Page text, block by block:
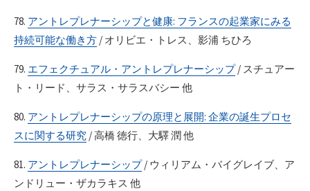
78. アントレプレナーシップと健康: フランスの起業家にみる
持続可能な働き方 / オリビエ・トレス、影浦 ちひろ
79. エフェクチュアル・アントレプレナーシップ/ スチュアー
ト・リード、サラス・サラスバシー 他
80. アントレプレナーシップの原理と展開: 企業の誕生プロセ
スに関する研究 / 高橋 徳行、大驛 潤 他
81. アントレプレナーシップ/ ウィリアム・バイグレイブ、ア
ンドリュー・ザカラキス 他